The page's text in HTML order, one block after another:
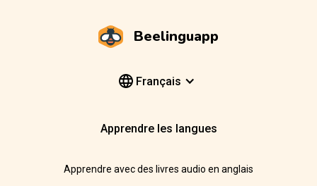
Beelinguapp
Français
Apprendre les langues
Apprendre avec des livres audio en anglais